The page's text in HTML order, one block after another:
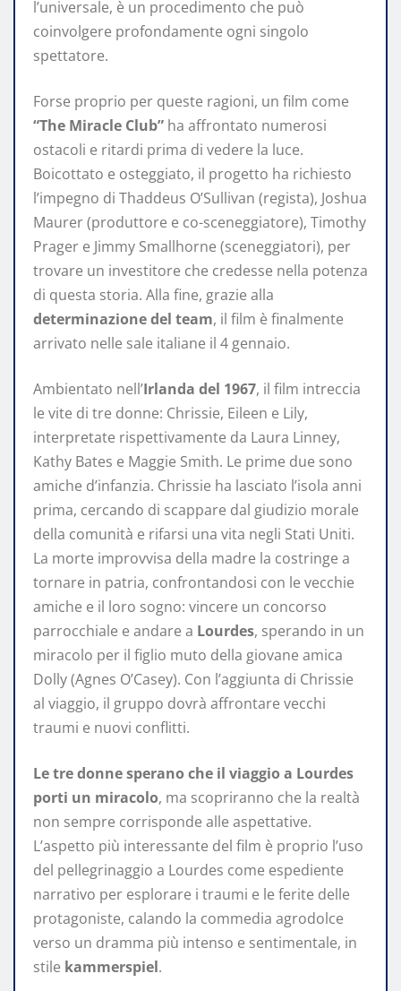
l’universale, è un procedimento che può
coinvolgere profondamente ogni singolo
spettatore.
Forse proprio per queste ragioni, un film come
“The Miracle Club” ha affrontato numerosi
ostacoli e ritardi prima di vedere la luce.
Boicottato e osteggiato, il progetto ha richiesto
l’impegno di Thaddeus O’Sullivan (regista), Joshua
Maurer (produttore e co-sceneggiatore), Timothy
Prager e Jimmy Smallhorne (sceneggiatori), per
trovare un investitore che credesse nella potenza
di questa storia. Alla fine, grazie alla
determinazione del team, il film è finalmente
arrivato nelle sale italiane il 4 gennaio.
Ambientato nell’Irlanda del 1967, il film intreccia
le vite di tre donne: Chrissie, Eileen e Lily,
interpretate rispettivamente da Laura Linney,
Kathy Bates e Maggie Smith. Le prime due sono
amiche d’infanzia. Chrissie ha lasciato l’isola anni
prima, cercando di scappare dal giudizio morale
della comunità e rifarsi una vita negli Stati Uniti.
La morte improvvisa della madre la costringe a
tornare in patria, confrontandosi con le vecchie
amiche e il loro sogno: vincere un concorso
parrocchiale e andare a Lourdes, sperando in un
miracolo per il figlio muto della giovane amica
Dolly (Agnes O’Casey). Con l’aggiunta di Chrissie
al viaggio, il gruppo dovrà affrontare vecchi
traumi e nuovi conflitti.
Le tre donne sperano che il viaggio a Lourdes
porti un miracolo, ma scopriranno che la realtà
non sempre corrisponde alle aspettative.
L’aspetto più interessante del film è proprio l’uso
del pellegrinaggio a Lourdes come espediente
narrativo per esplorare i traumi e le ferite delle
protagoniste, calando la commedia agrodolce
verso un dramma più intenso e sentimentale, in
stile kammerspiel.